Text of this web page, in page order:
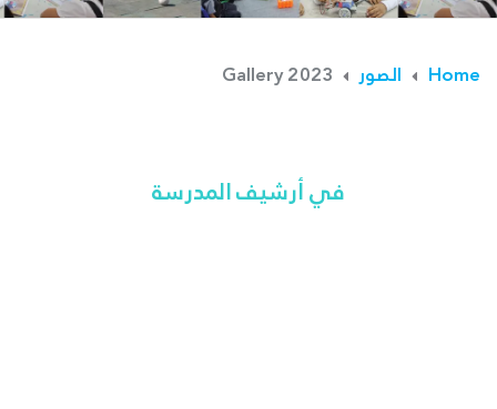
Home الصور Gallery 2023
في أرشيف المدرسة